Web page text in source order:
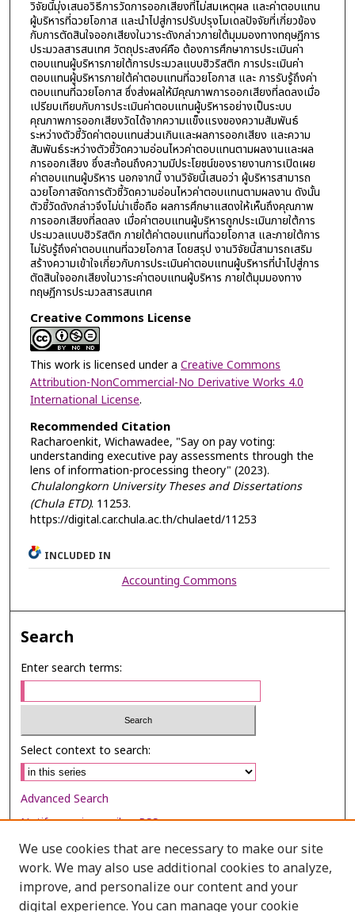
วิจัยนี้มุ่งเสนอวิธีการวัดการออกเสียงที่ไม่สมเหตุผล และค่าตอบแทน
ผู้บริหารที่ฉวยโอกาส และนำไปสู่การปรับปรุงโมเดลปัจจัยที่เกี่ยวข้อง
กับการตัดสินใจออกเสียงในวาระดังกล่าวภายใต้มุมมองทางทฤษฎีการ
ประมวลสารสนเทศ วัตถุประสงค์คือ ต้องการศึกษาการประเมินค่า
ตอบแทนผู้บริหารภายใต้การประมวลแบบฮิวริสติก การประเมินค่า
ตอบแทนผู้บริหารภายใต้ค่าตอบแทนที่ฉวยโอกาส และ การรับรู้ถึงค่า
ตอบแทนที่ฉวยโอกาส ซึ่งส่งผลให้มีคุณภาพการออกเสียงที่ลดลงเมื่อ
เปรียบเทียบกับการประเมินค่าตอบแทนผู้บริหารอย่างเป็นระบบ
คุณภาพการออกเสียงวัดได้จากความแข็งแรงของความสัมพันธ์
ระหว่างตัวชี้วัดค่าตอบแทนส่วนเกินและผลการออกเสียง และความ
สัมพันธ์ระหว่างตัวชี้วัดความอ่อนไหวค่าตอบแทนตามผลงานและผล
การออกเสียง ซึ่งสะท้อนถึงความมีประโยชน์ของรายงานการเปิดเผย
ค่าตอบแทนผู้บริหาร นอกจากนี้ งานวิจัยนี้เสนอว่า ผู้บริหารสามารถ
ฉวยโอกาสจัดการตัวชี้วัดความอ่อนไหวค่าตอบแทนตามผลงาน ดังนั้น
ตัวชี้วัดดังกล่าวจึงไม่น่าเชื่อถือ ผลการศึกษาแสดงให้เห็นถึงคุณภาพ
การออกเสียงที่ลดลง เมื่อค่าตอบแทนผู้บริหารถูกประเมินภายใต้การ
ประมวลแบบฮิวริสติก ภายใต้ค่าตอบแทนที่ฉวยโอกาส และภายใต้การ
ไม่รับรู้ถึงค่าตอบแทนที่ฉวยโอกาส โดยสรุป งานวิจัยนี้สามารถเสริม
สร้างความเข้าใจเกี่ยวกับการประเมินค่าตอบแทนผู้บริหารที่นำไปสู่การ
ตัดสินใจออกเสียงในวาระค่าตอบแทนผู้บริหาร ภายใต้มุมมองทาง
ทฤษฎีการประมวลสารสนเทศ
Creative Commons License
This work is licensed under a Creative Commons
Attribution-NonCommercial-No Derivative Works 4.0
International License.
Recommended Citation
Racharoenkit, Wichawadee, "Say on pay voting:
understanding executive pay assessments through the
lens of information-processing theory" (2023).
Chulalongkorn University Theses and Dissertations
(Chula ETD). 11253.
https://digital.car.chula.ac.th/chulaetd/11253
INCLUDED IN
Accounting Commons
Search
Enter search terms:
Select context to search:
Advanced Search
Notify me via email orRSS
Browse
Collections
We use cookies that are necessary to make our site
work. We may also use additional cookies to analyze,
improve, and personalize our content and your
digital experience. You can manage your cookie